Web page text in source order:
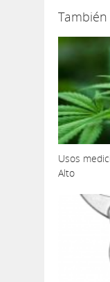
Usos
Alto